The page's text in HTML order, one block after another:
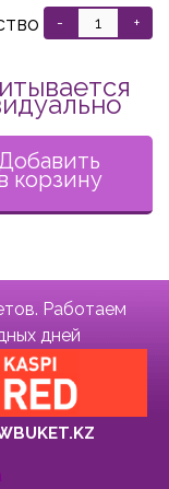
- +
корзину
Работаем
дней